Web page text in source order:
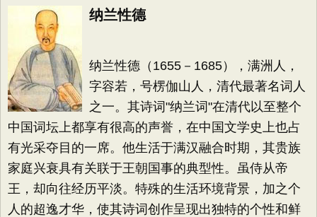
纳兰性德
纳兰性德（1655－1685），满洲人，
字容若，号楞伽山人，清代最著名词人
之一。其诗词"纳兰词"在清代以至整个
中国词坛上都享有很高的声誉，在中国文学史上也占
有光采夺目的一席。他生活于满汉融合时期，其贵族
家庭兴衰具有关联于王朝国事的典型性。虽侍从帝
王，却向往经历平淡。特殊的生活环境背景，加之个
人的超逸才华，使其诗词创作呈现出独特的个性和鲜